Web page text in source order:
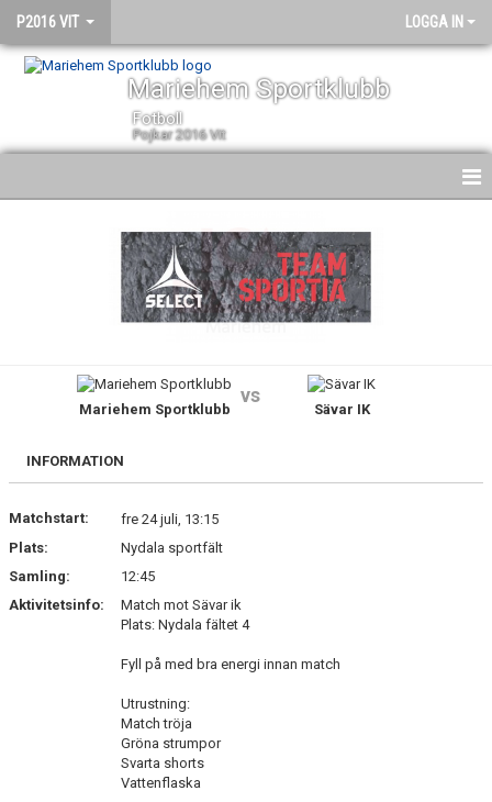
P2016 VIT LOGGA IN
Mariehem Sportklubb
Fotboll
Pojkar 2016 Vit
BILDGALLERI
KONTAKT
Mariehem Sportklubb
vs
Sävar IK
INFORMATION
Matchstart:
fre 24 juli, 13:15
Plats:
Nydala sportfält
Samling:
12:45
Aktivitetsinfo:
Match mot Sävar ik
Plats: Nydala fältet 4
Fyll på med bra energi innan match
Utrustning:
Match tröja
Gröna strumpor
Svarta shorts
Vattenflaska